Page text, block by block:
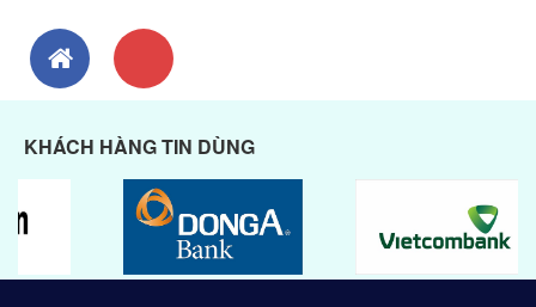
KHÁCH HÀNG TIN DÙNG